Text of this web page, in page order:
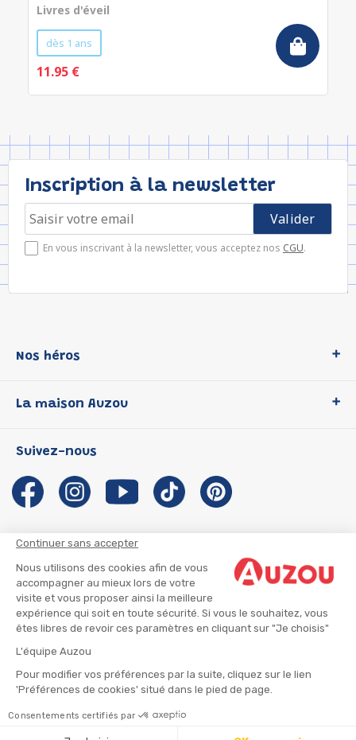
Continuer sans accepter
Nous utilisons des cookies afin de vous
accompagner au mieux lors de votre
visite et vous proposer ainsi la meilleure
expérience qui soit en toute sécurité. Si vous le souhaitez, vous
êtes libres de revoir ces paramètres en cliquant sur "Je choisis"
L'équipe Auzou
Pour modifier vos préférences par la suite, cliquez sur le lien
'Préférences de cookies' situé dans le pied de page.
Consentements certifiés par
Livres d'éveil
dès 1 ans
11.95 €
Inscription à la newsletter
En vous inscrivant à la newsletter, vous acceptez nos CGU.
Nos héros
P'tit Loup
Les Influenceuses
Migali
Petite Taupe
La maison Auzou
Notre histoire
Auzou s'engage
Auteurs et illustrateurs Auzou
Suivre mon colis
Infos consommateur
Suivez-nous
CGU
CGV
Mentions légales
© 2026 - AUZOU |